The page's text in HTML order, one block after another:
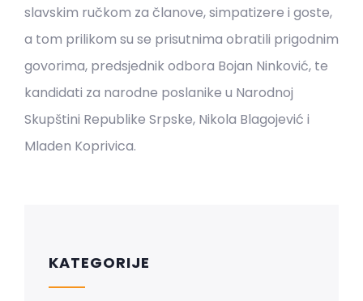
slavskim ručkom za članove, simpatizere i goste,
a tom prilikom su se prisutnima obratili prigodnim
govorima, predsjednik odbora Bojan Ninković, te
kandidati za narodne poslanike u Narodnoj
Skupštini Republike Srpske, Nikola Blagojević i
Mladen Koprivica.
KATEGORIJE